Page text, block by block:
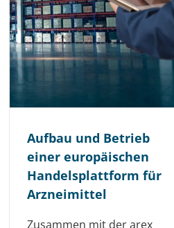
Aufbau und Betrieb
einer europäischen
Handels­plattform für
Arzneimittel
Zusammen mit der arex